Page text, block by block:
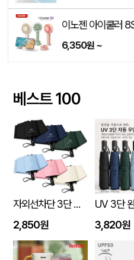
6,350원~
베스트 100
자외선차단 3단 자동 암막 양우산
2,850원
3,820원